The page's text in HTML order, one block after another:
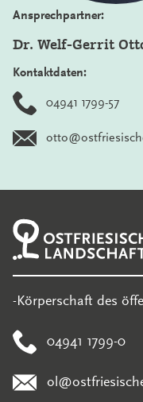
Ansprechpartner:
Dr. Welf-Gerrit
Kontaktdaten:
04941 1799-57
-Körperschaft des
04941 1799-0